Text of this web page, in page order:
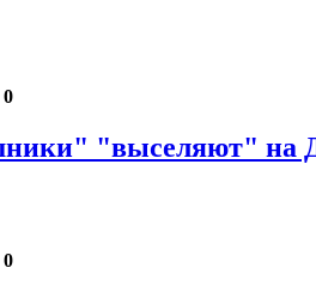
0
"выселяют" на
0